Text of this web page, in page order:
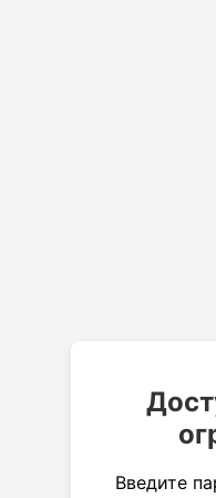
Введите